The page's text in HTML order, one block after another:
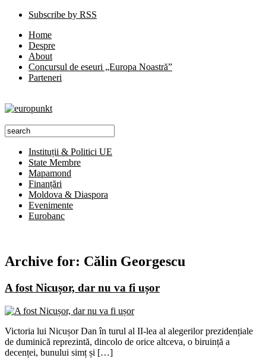
Subscribe by RSS
Home
Despre
About
Concursul de eseuri „Europa Noastră”
Parteneri
Instituții & Politici UE
State Membre
Mapamond
Finanțări
Moldova & Diaspora
Evenimente
Eurobanc
Archive for: Călin Georgescu
A fost Nicușor, dar nu va fi ușor
Victoria lui Nicușor Dan în turul al II-lea al alegerilor prezidențiale
de duminică reprezintă, dincolo de orice altceva, o biruință a
decenței, bunului simț și […]